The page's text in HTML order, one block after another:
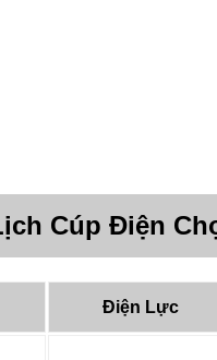
Cúp Điện
Điện Lực